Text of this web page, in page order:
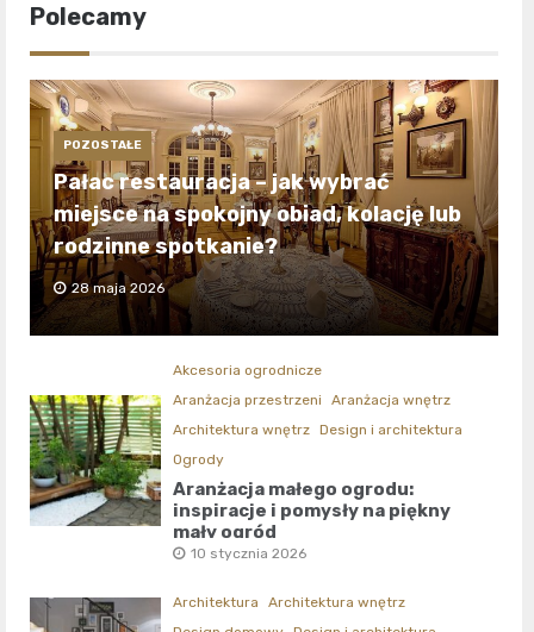
Polecamy
POZOSTAŁE
Pałac restauracja – jak wybrać
miejsce na spokojny obiad, kolację lub
rodzinne spotkanie?
28 maja 2026
Akcesoria ogrodnicze
Aranżacja przestrzeni
Aranżacja wnętrz
Architektura wnętrz Design i architektura
Ogrody
Aranżacja małego ogrodu:
inspiracje i pomysły na piękny
mały ogród
10 stycznia 2026
Architektura
Architektura wnętrz